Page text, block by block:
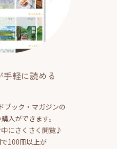
軽に読める
ブック・マガジンの
入ができます。
にさくさく閲覧♪
100冊以上が